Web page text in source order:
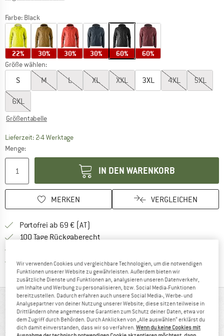
Farbe: Black
22% 30% 30% 30% 60% 60%
Größe wählen:
S M L XL XXL 3XL 4XL 5XL
6XL
Größentabelle
Lieferzeit: 2-4 WerktageDer Link öffnet sich in einer Infobox und
Menge:
IN DEN WARENKORB
MERKEN VERGLEICHEN
Portofrei ab 69 € (AT)
100 Tage Rückgaberecht
Trusted Shops KäuferschutzFinde alle Infos hier!
AUF EINEN BLICK
Wasserdichte Fahrradjacke mit Kapuze
Wir verwenden Cookies und vergleichbare Technologien, um die notwendigen
Funktionen unserer Website zu gewährleisten. Außerdem bieten wir
zusätzliche Dienste und Funktionen an, analysieren unseren Datenverkehr,
um Inhalte und Werbung zu personalisieren, bzw. Social Media-Funktionen
bereitzustellen. Dadurch erfahren auch unsere Social Media-, Werbe- und
Analysepartner von deiner Nutzung unserer Website; diese sitzen teilweise in
Drittländern ohne angemessene Garantien zum Schutz deiner Daten, etwa vor
dem Zugriff durch Behörden. Durch Anklicken von „Alle auswählen“ erklärst du
dich damit einverstanden, dass wir so verfahren.Wenn du keine Cookies mit